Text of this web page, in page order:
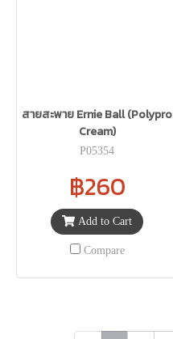
สายสะพาย Ernie Ball (Polypro
Cream)
P05354
฿260
Add to Cart
Compare